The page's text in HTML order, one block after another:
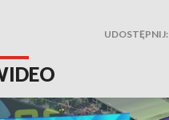
UDOSTĘPNIJ: